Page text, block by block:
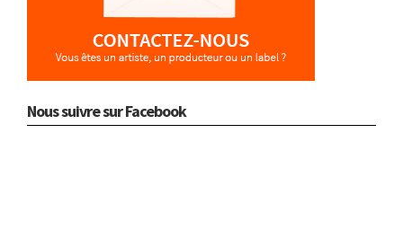
Nous suivre sur Facebook